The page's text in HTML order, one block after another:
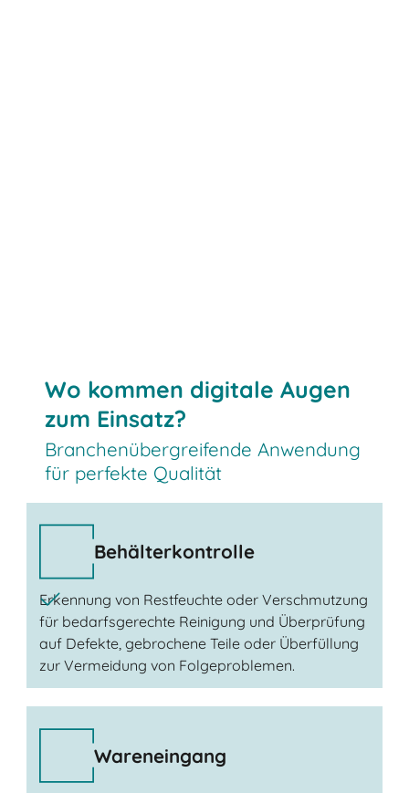
Wo kommen digitale Augen
zum Einsatz?
Branchenübergreifende Anwendung
für perfekte Qualität
Behälterkontrolle
Erkennung von Restfeuchte oder Verschmutzung
für bedarfsgerechte Reinigung und Überprüfung
auf Defekte, gebrochene Teile oder Überfüllung
zur Vermeidung von Folgeproblemen.
Wareneingang